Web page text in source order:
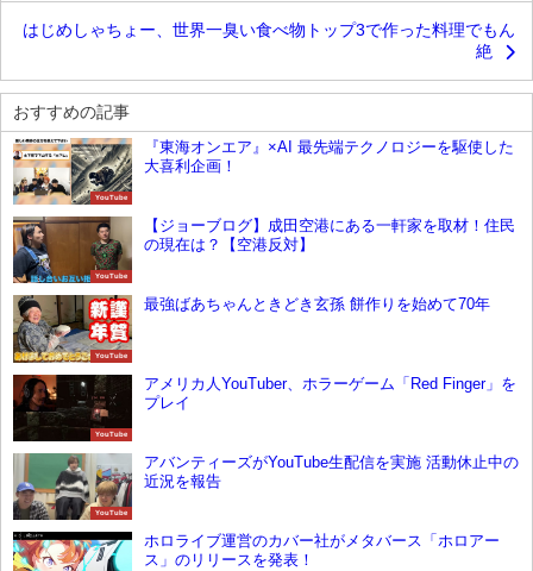
はじめしゃちょー、世界一臭い食べ物トップ3で作った料理でもん
絶
おすすめの記事
YouTube
『東海オンエア』×AI 最先端テクノロジーを駆使した
大喜利企画！
YouTube
【ジョーブログ】成田空港にある一軒家を取材！住民
の現在は？【空港反対】
YouTube
最強ばあちゃんときどき玄孫 餅作りを始めて70年
YouTube
アメリカ人YouTuber、ホラーゲーム「Red Finger」を
プレイ
YouTube
アバンティーズがYouTube生配信を実施 活動休止中の
近況を報告
ホロライブ運営のカバー社がメタバース「ホロアー
ス」のリリースを発表！